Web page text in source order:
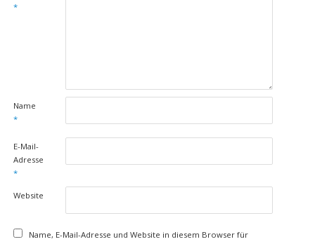
*
Name
*
E-Mail-
Adresse
*
Website
Name, E-Mail-Adresse und Website in diesem Browser für